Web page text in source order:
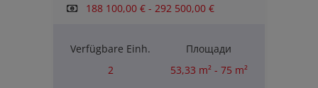
188 100,00 € - 292 500,00 €
Verfügbare Einh.
2
Площади
53,33 m² - 75 m²